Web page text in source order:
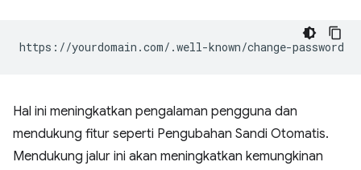
Hal ini meningkatkan pengalaman pengguna dan
mendukung fitur seperti Pengubahan Sandi Otomatis.
Mendukung jalur ini akan meningkatkan kemungkinan